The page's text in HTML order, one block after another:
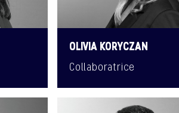
OLIVIA KORYCZAN
Collaboratrice